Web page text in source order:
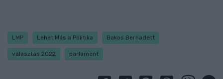
LMP Lehet Más a Politika Bakos Bernadett
választás 2022 parlament